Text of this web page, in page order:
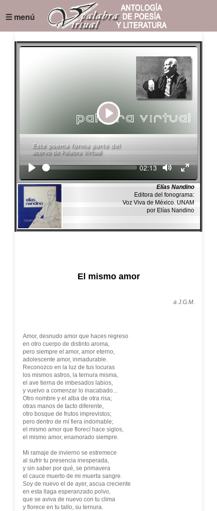
☰ menú
Play
Seek Current
02:13
Elías Nandino
Editora del fonograma:
Voz Viva de México. UNAM
por Elías Nandino
El mismo amor
a J.G.M.
Amor, desnudo amor que haces regreso
en otro cuerpo de distinto aroma,
pero siempre el amor, amor eterno,
adolescente amor, inmadurable.
Reconozco en la luz de tus locuras
los mismos astros, la ternura misma,
el ave tierna de imbesados labios,
y vuelvo a comenzar lo inacabado...
Otro nombre y el alba de otra risa;
otras manos de tacto diferente,
otro bosque de frutos imprevistos;
pero dentro de mí fiera indomable;
el mismo amor que florecí hace siglos,
el mismo amor, enamorado siempre.
Mi ramaje de invierno se estremece
al sufrir tu presencia inesperada,
y sin saber por qué, se primavera
el cauce muerto de mi muerta sangre.
Soy de nuevo el de ayer, ascua creciente
en esta llaga esperanzado polvo,
que se aviva de nuevo con tu clima
y florece en tu tallo, su ternura.